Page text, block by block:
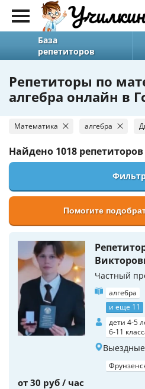
База
репетиторов
Репетиторы по
алгебра онлайн в
Математика алгебра
Найдено 1018 репетиторов
Помогите
Частный
алгебра
и еще 11
дети 4-5
6-11
от 30 руб / час